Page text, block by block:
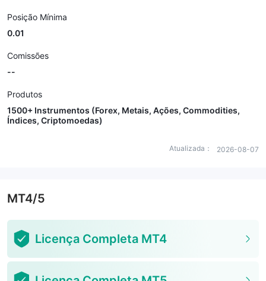
Posição Mínima
0.01
Comissões
--
Produtos
1500+ Instrumentos (Forex, Metais, Ações, Commodities,
Índices, Criptomoedas)
Atualizada： 2026-08-07
MT4/5
Licença Completa MT4